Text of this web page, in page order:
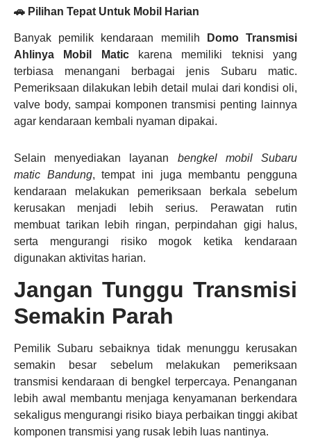
🚗 Pilihan Tepat Untuk Mobil Harian
Banyak pemilik kendaraan memilih
Domo Transmisi
Ahlinya Mobil Matickarena memiliki teknisi yang
terbiasa menangani berbagai jenis Subaru matic.
Pemeriksaan dilakukan lebih detail mulai dari kondisi oli,
valve body, sampai komponen transmisi penting lainnya
agar kendaraan kembali nyaman dipakai.
Selain menyediakan layanan bengkel mobil Subaru
matic Bandung, tempat ini juga membantu pengguna
kendaraan melakukan pemeriksaan berkala sebelum
kerusakan menjadi lebih serius. Perawatan rutin
membuat tarikan lebih ringan, perpindahan gigi halus,
serta mengurangi risiko mogok ketika kendaraan
digunakan aktivitas harian.
Jangan Tunggu Transmisi
Semakin Parah
Pemilik Subaru sebaiknya tidak menunggu kerusakan
semakin besar sebelum melakukan pemeriksaan
transmisi kendaraan di bengkel terpercaya. Penanganan
lebih awal membantu menjaga kenyamanan berkendara
sekaligus mengurangi risiko biaya perbaikan tinggi akibat
komponen transmisi yang rusak lebih luas nantinya.